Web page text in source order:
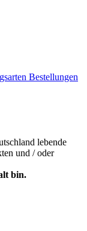
Bestellungen
lebende
und / oder
bin.